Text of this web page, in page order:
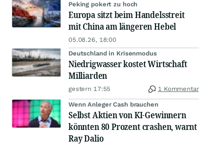
Peking pokert zu hoch
Europa sitzt beim Handelsstreit
mit China am längeren Hebel
05.08.26, 18:00
Deutschland in Krisenmodus
Niedrigwasser kostet Wirtschaft
Milliarden
gestern 17:55 1 Kommentar
Wenn Anleger Cash brauchen
Selbst Aktien von KI-Gewinnern
könnten 80 Prozent crashen, warnt
Ray Dalio